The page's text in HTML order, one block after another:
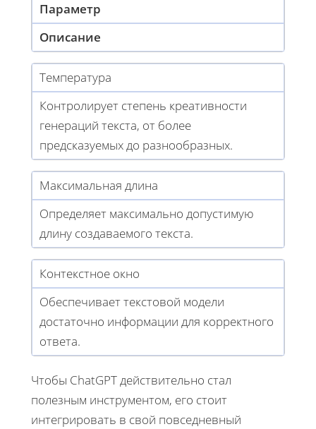
Параметр
Описание
Температура
Контролирует степень креативности
генераций текста, от более
предсказуемых до разнообразных.
Максимальная длина
Определяет максимально допустимую
длину создаваемого текста.
Контекстное окно
Обеспечивает текстовой модели
достаточно информации для корректного
ответа.
Чтобы ChatGPT действительно стал
полезным инструментом, его стоит
интегрировать в свой повседневный